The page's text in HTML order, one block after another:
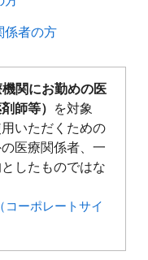
係者の方​
機関にお勤めの医
師等）
を対象
いただくための
医療関係者、一
したものではな
ーポレートサイ